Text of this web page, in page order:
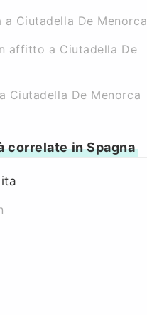
a Ciutadella De Menorca
affitto a Ciutadella De
Ciutadella De Menorca
correlate in Spagna